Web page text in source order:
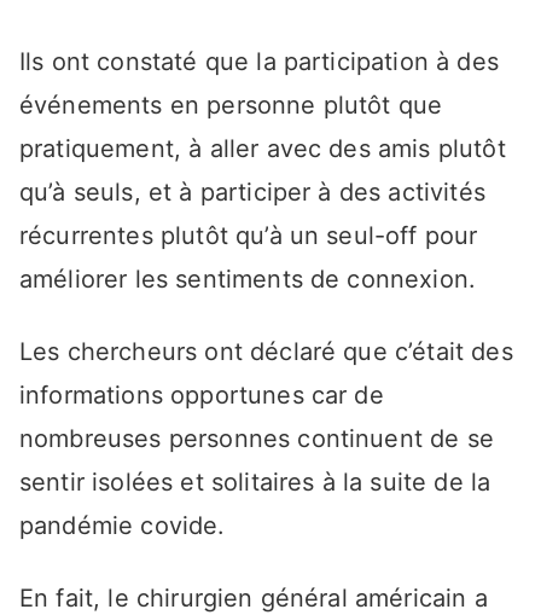
Ils ont constaté que la participation à des
événements en personne plutôt que
pratiquement, à aller avec des amis plutôt
qu’à seuls, et à participer à des activités
récurrentes plutôt qu’à un seul-off pour
améliorer les sentiments de connexion.
Les chercheurs ont déclaré que c’était des
informations opportunes car de
nombreuses personnes continuent de se
sentir isolées et solitaires à la suite de la
pandémie covide.
En fait, le chirurgien général américain a